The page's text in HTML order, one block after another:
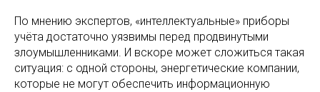
По мнению экспертов, «интеллектуальные» приборы
учёта достаточно уязвимы перед продвинутыми
злоумышленниками. И вскоре может сложиться такая
ситуация: с одной стороны, энергетические компании,
которые не могут обеспечить информационную